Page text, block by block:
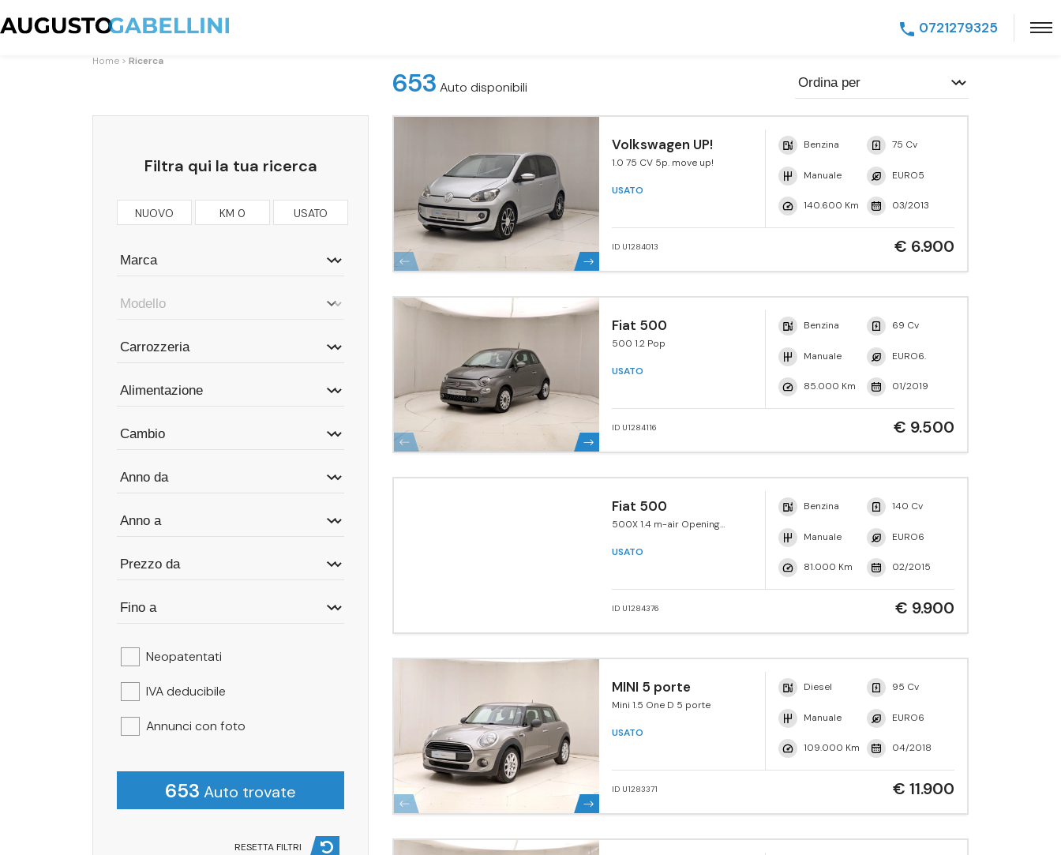
0721279325
Home Ricerca
653 Auto disponibili
Filtra qui la tua ricerca
NUOVO KM 0 USATO
Neopatentati
IVA deducibile
Annunci con foto
653 Auto trovate
RESETTA FILTRI
Volkswagen UP!
1.0 75 CV 5p. move up!
USATO
Benzina 75 Cv
Manuale EURO5
140.600 Km 03/2013
ID U1284013 € 6.900
Fiat 500
500 1.2 Pop
USATO
Benzina 69 Cv
Manuale EURO6.
85.000 Km 01/2019
ID U1284116 € 9.500
Fiat 500
500X 1.4 m-air Opening
USATO
Benzina 140 Cv
Manuale EURO6
81.000 Km 02/2015
ID U1284376 € 9.900
MINI 5 porte
Mini 1.5 One D 5 porte
USATO
Diesel 95 Cv
Manuale EURO6
109.000 Km 04/2018
ID U1283371 € 11.900